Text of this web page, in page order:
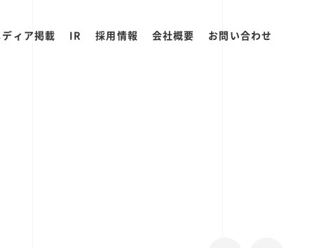
ィア掲載 IR 採用情報 会社概要 お問い合わせ